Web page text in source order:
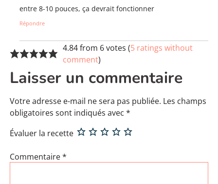
entre 8-10 pouces, ça devrait fonctionner
Répondre
4.84 from 6 votes (5 ratings without
comment)
Laisser un commentaire
Votre adresse e-mail ne sera pas publiée. Les champs
obligatoires sont indiqués avec *
Évaluer la recette
Commentaire*